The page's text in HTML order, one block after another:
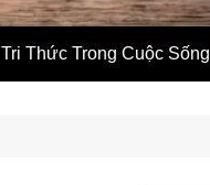
Tri Thức Trong Cuộc Sống